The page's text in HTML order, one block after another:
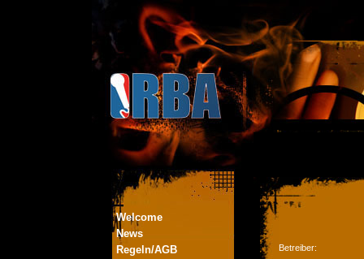
Welcome
News
Regeln/AGB
Betreiber: